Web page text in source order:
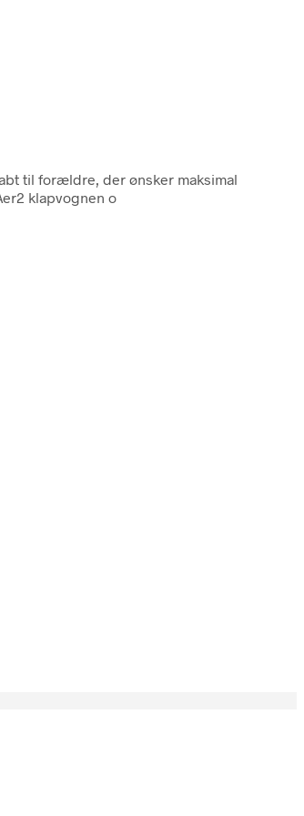
til forældre, der ønsker maksimal
klapvognen o